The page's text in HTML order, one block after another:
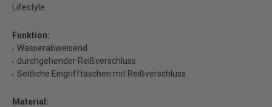
Lifestyle
Funktion:
Wasserabweisend
durchgehender Reißverschluss
Seitliche Eingrifftaschen mit Reißverschluss
Material: